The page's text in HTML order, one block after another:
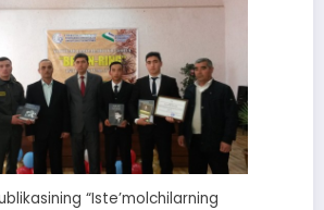
“Isteʼmolchilarning